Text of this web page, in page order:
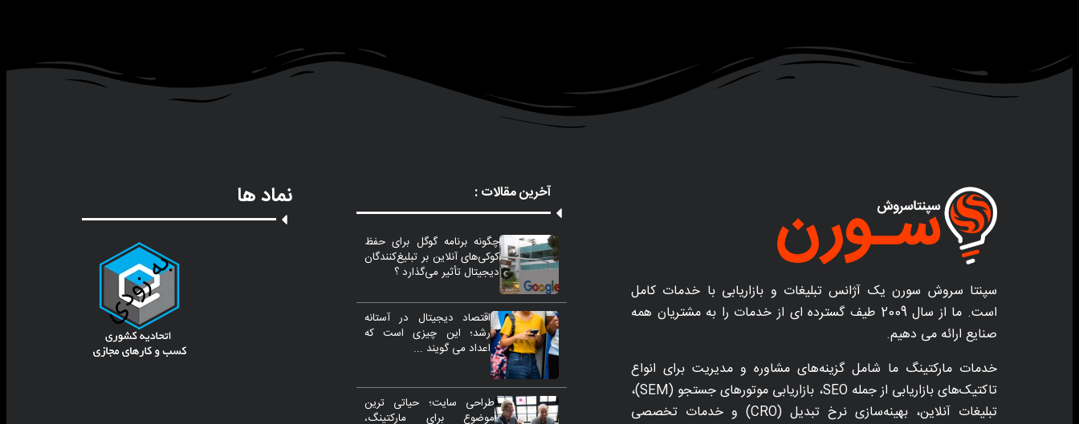
سپنتا سروش سورن یک آژانس تبلیغات و بازاریابی با خدمات کامل
است. ما از سال 2009 طیف گسترده ای از خدمات را به مشتریان همه
صنایع ارائه می دهیم.
خدمات مارکتینگ ما شامل گزینه‌های مشاوره و مدیریت برای انواع
تاکتیک‌های بازاریابی از جمله SEO، بازاریابی موتورهای جستجو (SEM)،
تبلیغات آنلاین، بهینه‌سازی نرخ تبدیل (CRO) و خدمات تخصصی
آخرین مقالات :
چگونه برنامه گوگل برای حفظ
کوکی‌های آنلاین بر تبلیغ‌کنندگان
دیجیتال تأثیر می‌گذارد ؟
اقتصاد دیجیتال در آستانه
رشد؛ این چیزی است که
اعداد می گویند ...
طراحی سایت؛ حیاتی ترین
موضوع برای مارکتینگ،
نماد ها